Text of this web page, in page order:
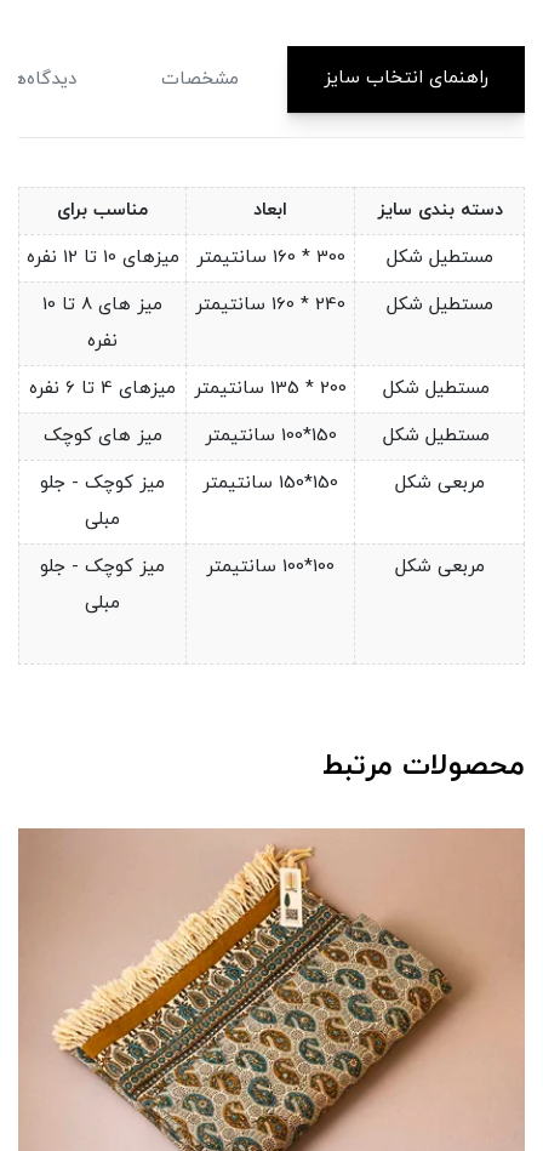
راهنمای انتخاب سایز مشخصات دیدگاه‌ها
دسته بندی سایز ابعاد
مناسب برای
مستطیل شکل
300 * 160 سانتیمتر
میزهای 10 تا 12 نفره
مستطیل شکل
240 * 160 سانتیمتر
میز های 8 تا 10
نفره
مستطیل شکل
200 * 135 سانتیمتر
میزهای 4 تا 6 نفره
مستطیل شکل
150*100 سانتیمتر
میز های کوچک
مربعی شکل
150*150 سانتیمتر
میز کوچک - جلو
مبلی
مربعی شکل
100*100 سانتیمتر
میز کوچک - جلو
مبلی
محصولات مرتبط